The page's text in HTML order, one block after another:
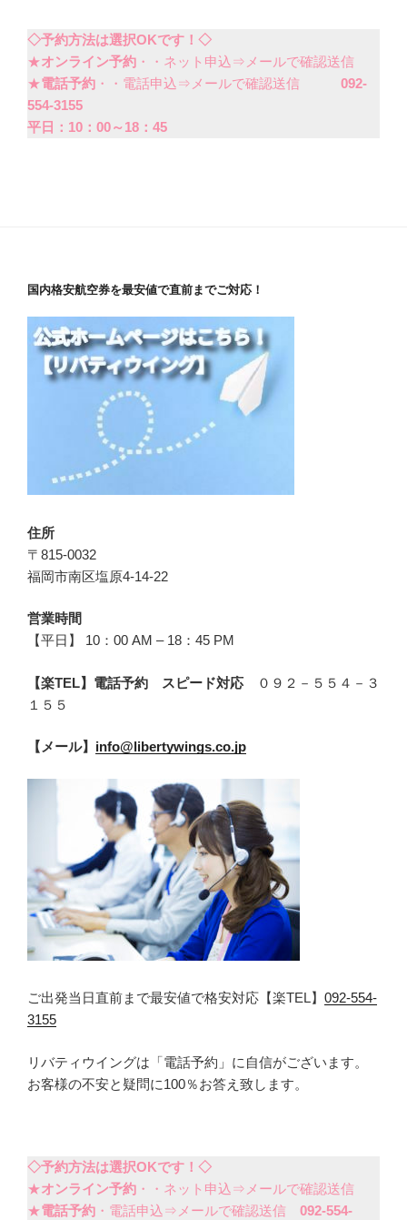
◇予約方法は選択OKです！◇
★オンライン予約 ・・ネット申込⇒メールで確認送信
★電話予約 ・・電話申込⇒メールで確認送信 092-
554-3155
平日：10：00～18：45
国内格安航空券を最安値で直前までご対応！
住所
〒815-0032
福岡市南区塩原4-14-22
営業時間
【平日】 10：00 AM – 18：45 PM
【楽TEL】電話予約 スピード対応
０９２－５５４－３
１５５
【メール】 info@libertywings.co.jp
ご出発当日直前まで最安値で格安対応【楽TEL】 092-554-
3155
リバティウイングは「電話予約」に自信がございます。
お客様の不安と疑問に100％お答え致します。
◇予約方法は選択OKです！◇
★オンライン予約 ・・ネット申込⇒メールで確認送信
★電話予約 ・電話申込⇒メールで確認送信 092-554-